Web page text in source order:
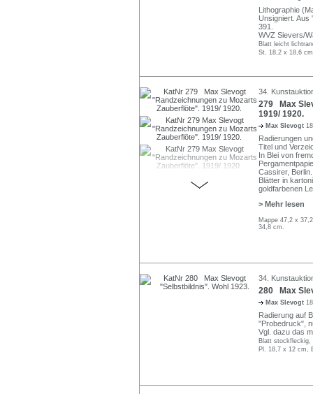
Lithographie
Unsigniert. Aus
391.
WVZ Sievers/
Blatt leicht
St. 18,2 x 18,6
34.
279 Max
1919/ 1920.
Max Slevogt
Radierungen
Titel und
In Blei von
Cassirer,
Blätter in
goldfarbenen
> Mehr lesen
Mappe 47,2 x
34,8 cm.
34.
280 Max
Max Slevogt
Radierung auf
"Probedruck",
Vgl. dazu das
Blatt stockfleckig,
Pl. 18,7 x 12 cm,